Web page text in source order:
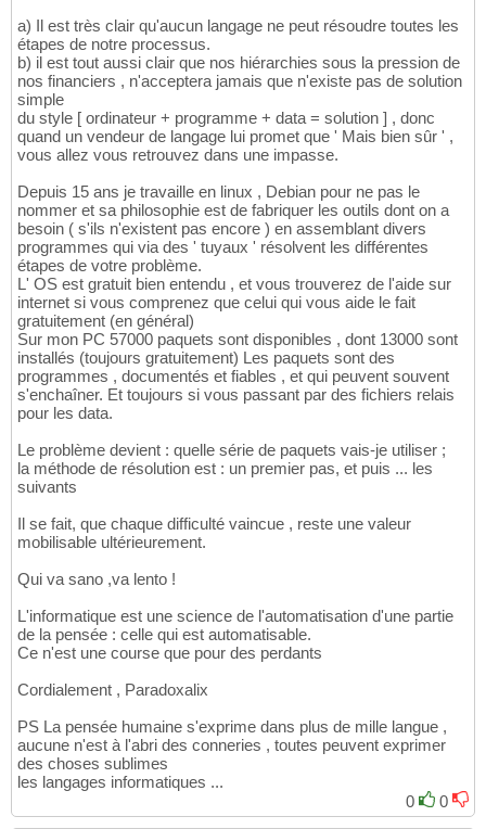
a) Il est très clair qu'aucun langage ne peut résoudre toutes les
étapes de notre processus.
b) il est tout aussi clair que nos hiérarchies sous la pression de
nos financiers , n'acceptera jamais que n'existe pas de solution
simple
du style [ ordinateur + programme + data = solution ] , donc
quand un vendeur de langage lui promet que ' Mais bien sûr ' ,
vous allez vous retrouvez dans une impasse.
Depuis 15 ans je travaille en linux , Debian pour ne pas le
nommer et sa philosophie est de fabriquer les outils dont on a
besoin ( s'ils n'existent pas encore ) en assemblant divers
programmes qui via des ' tuyaux ' résolvent les différentes
étapes de votre problème.
L' OS est gratuit bien entendu , et vous trouverez de l'aide sur
internet si vous comprenez que celui qui vous aide le fait
gratuitement (en général)
Sur mon PC 57000 paquets sont disponibles , dont 13000 sont
installés (toujours gratuitement) Les paquets sont des
programmes , documentés et fiables , et qui peuvent souvent
s'enchaîner. Et toujours si vous passant par des fichiers relais
pour les data.
Le problème devient : quelle série de paquets vais-je utiliser ;
la méthode de résolution est : un premier pas, et puis ... les
suivants
Il se fait, que chaque difficulté vaincue , reste une valeur
mobilisable ultérieurement.
Qui va sano ,va lento !
L'informatique est une science de l'automatisation d'une partie
de la pensée : celle qui est automatisable.
Ce n'est une course que pour des perdants
Cordialement , Paradoxalix
PS La pensée humaine s'exprime dans plus de mille langue ,
aucune n'est à l'abri des conneries , toutes peuvent exprimer
des choses sublimes
les langages informatiques ...
0
0